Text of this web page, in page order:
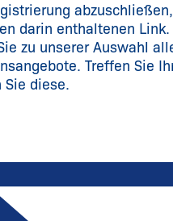
darin enthaltenen Link.
zu unserer Auswahl
Treffen Sie
Sie diese.